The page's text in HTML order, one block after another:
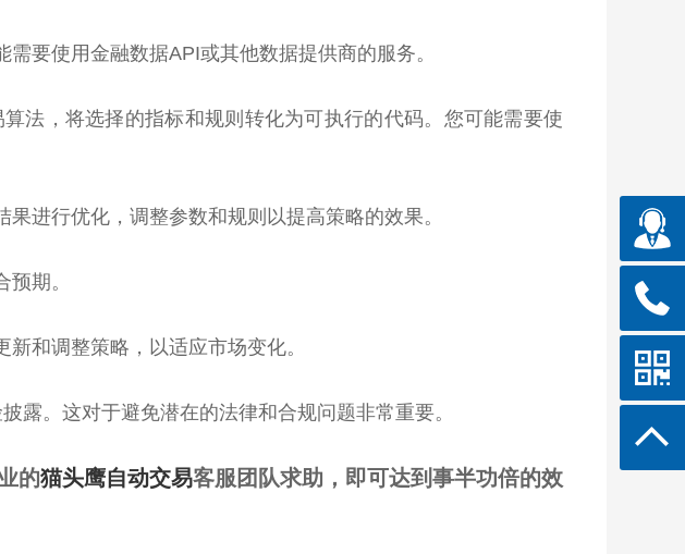
要使用金融数据API或其他数据提供商的服务。
法，将选择的指标和规则转化为可执行的代码。您可能需要使
进行优化，调整参数和规则以提高策略的效果。
期。
和调整策略，以适应市场变化。
露。这对于避免潜在的法律和合规问题非常重要。
的猫头鹰自动交易客服团队求助，即可达到事半功倍的效